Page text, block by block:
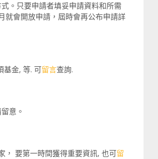
。只要申請者填妥申請資料和所需
就會開放申請，屆時會再公布申請詳
基金, 等. 可留言查詢.
意。
， 要第一時間獲得重要資訊, 也可留